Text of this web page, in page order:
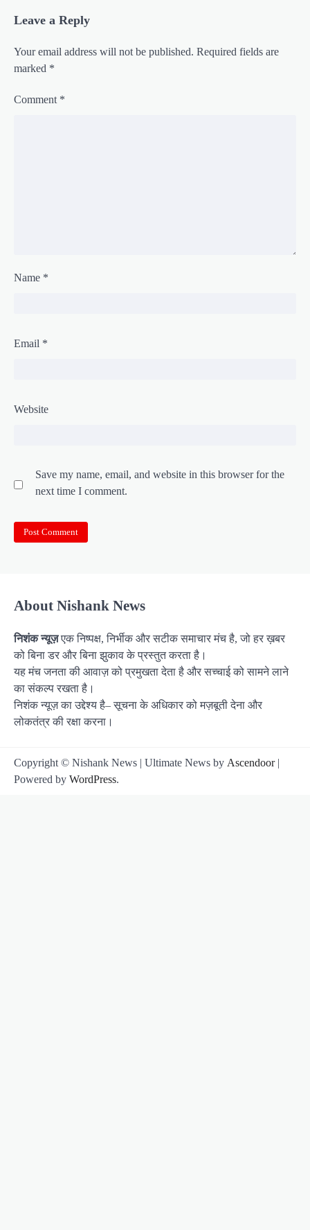
Leave a Reply
Your email address will not be published. Required fields are
marked *
Comment *
Name *
Email *
Website
Save my name, email, and website in this browser for the
next time I comment.
About Nishank News
निशंक न्यूज़एक निष्पक्ष, निर्भीक और सटीक समाचार मंच है, जो हर ख़बर
को बिना डर और बिना झुकाव के प्रस्तुत करता है।
यह मंच जनता की आवाज़ को प्रमुखता देता है और सच्चाई को सामने लाने
का संकल्प रखता है।
निशंक न्यूज़ का उद्देश्य है– सूचना के अधिकार को मज़बूती देना और
लोकतंत्र की रक्षा करना।
Copyright © Nishank News | Ultimate News by Ascendoor|
Powered by WordPress.